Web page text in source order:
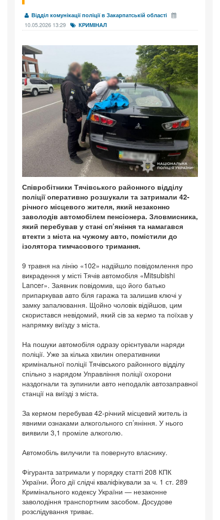
Відділ комунікації поліції в Закарпатській області
10.05.2026 13:29 КРИМІНАЛ
Співробітники Тячівського районного відділу
поліції оперативно розшукали та затримали 42-
річного місцевого жителя, який незаконно
заволодів автомобілем пенсіонера. Зловмисника,
який перебував у стані сп’яніння та намагався
втекти з міста на чужому авто, помістили до
ізолятора тимчасового тримання.
9 травня на лінію «102» надійшло повідомлення про
викрадення у місті Тячів автомобіля «Mitsubishi
Lancer». Заявник повідомив, що його батько
припаркував авто біля гаража та залишив ключі у
замку запалювання. Щойно чоловік відійшов, цим
скористався невідомий, який сів за кермо та поїхав у
напрямку виїзду з міста.
На пошуки автомобіля одразу орієнтували наряди
поліції. Уже за кілька хвилин оперативники
кримінальної поліції Тячівського районного відділу
спільно з нарядом Управління поліції охорони
наздогнали та зупинили авто неподалік автозаправної
станції на виїзді з міста.
За кермом перебував 42-річний місцевий житель із
явними ознаками алкогольного сп’яніння. У нього
виявили 3,1 проміле алкоголю.
Автомобіль вилучили та повернуто власнику.
Фігуранта затримали у порядку статті 208 КПК
України. Його дії слідчі кваліфікували за ч. 1 ст. 289
Кримінального кодексу України — незаконне
заволодіння транспортним засобом. Досудове
розслідування триває.